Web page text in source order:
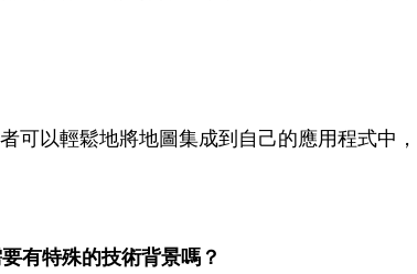
可以輕鬆地將地圖集成到自己的應用程式中，
有特殊的技術背景嗎？